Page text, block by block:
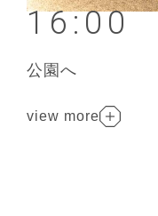
16:00
公園へ
view more